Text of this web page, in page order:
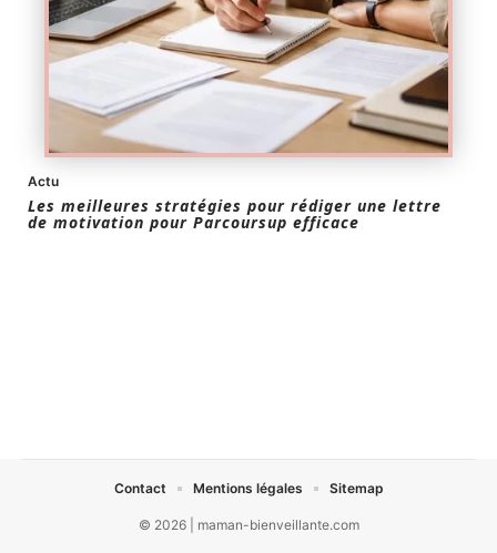
Actu
Les meilleures stratégies pour rédiger une lettre
de motivation pour Parcoursup efficace
© 2026 | maman-bienveillante.com
Contact Mentions légales Sitemap